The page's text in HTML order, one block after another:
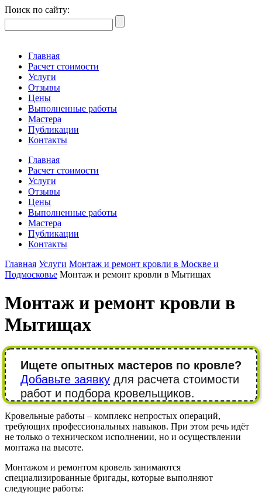
Поиск по сайту:
Главная
Расчет стоимости
Услуги
Отзывы
Цены
Выполненные работы
Мастера
Публикации
Контакты
Главная
Расчет стоимости
Услуги
Отзывы
Цены
Выполненные работы
Мастера
Публикации
Контакты
Главная Услуги Монтаж и ремонт кровли в Москве и
Подмосковье Монтаж и ремонт кровли в Мытищах
Монтаж и ремонт кровли в
Мытищах
Ищете опытных мастеров по кровле?
Добавьте заявку для расчета стоимости
работ и подбора кровельщиков.
Кровельные работы – комплекс непростых операций,
требующих профессиональных навыков. При этом речь идёт
не только о техническом исполнении, но и осуществлении
монтажа на высоте.
Монтажом и ремонтом кровель занимаются
специализированные бригады, которые выполняют
следующие работы: